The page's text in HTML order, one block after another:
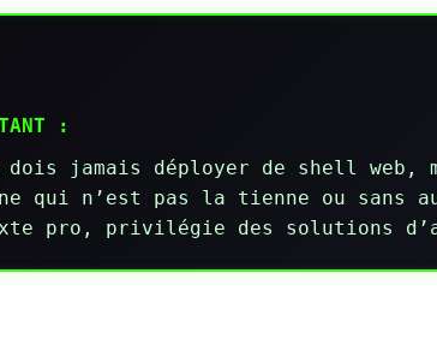
:
dois jamais déployer de shell web,
qui n’est pas la tienne ou sans
pro, privilégie des solutions